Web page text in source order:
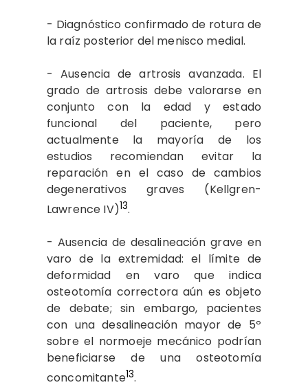
- Diagnóstico confirmado de rotura de
la raíz posterior del menisco medial.
- Ausencia de artrosis avanzada. El
grado de artrosis debe valorarse en
conjunto con la edad y estado
funcional del paciente, pero
actualmente la mayoría de los
estudios recomiendan evitar la
reparación en el caso de cambios
degenerativos graves (Kellgren-
Lawrence IV)13.
- Ausencia de desalineación grave en
varo de la extremidad: el límite de
deformidad en varo que indica
osteotomía correctora aún es objeto
de debate; sin embargo, pacientes
con una desalineación mayor de 5º
sobre el normoeje mecánico podrían
beneficiarse de una osteotomía
concomitante13.